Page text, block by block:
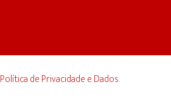
Política de Privacidade e Dados.